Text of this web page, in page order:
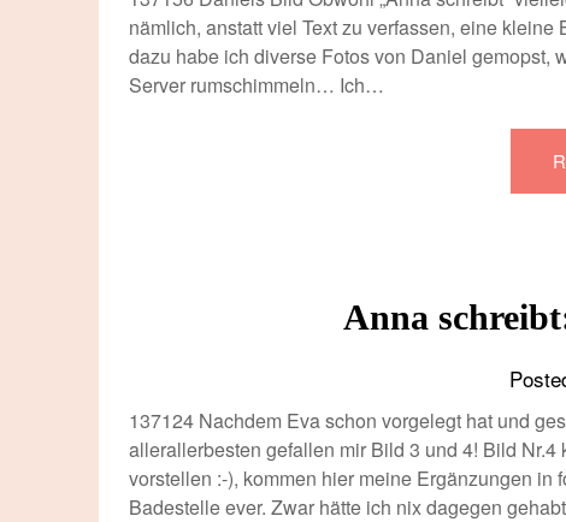
nämlich, anstatt viel Text zu verfassen, eine
dazu habe ich diverse Fotos von Daniel gemopst,
Server rumschimmeln… Ich…
Anna
137124 Nachdem Eva schon vorgelegt hat und
allerallerbesten gefallen mir Bild 3 und 4! Bild
vorstellen :-), kommen hier meine Ergänzungen
Badestelle ever. Zwar hätte ich nix dagegen